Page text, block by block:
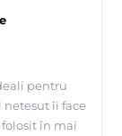
pentru
îi face
în mai